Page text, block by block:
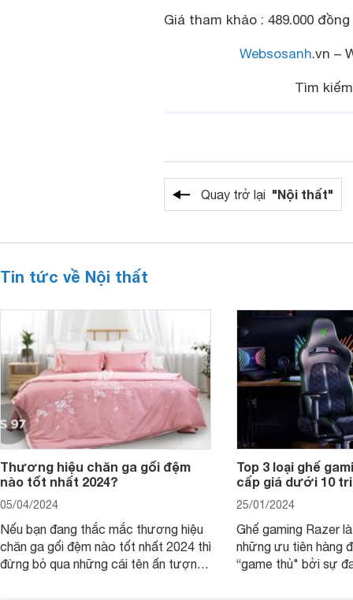
Giá tham khảo : 489.000 đồng
Websosanh.vn –
Tìm
Quay trở lại "Nội thất"
Tin tức về Nội thất
Thương hiệu chăn ga gối đệm
nào tốt nhất 2024?
05/04/2024
Nếu bạn đang thắc mắc thương hiệu
chăn ga gối đệm nào tốt nhất 2024 thì
đừng bỏ qua những cái tên ấn tượng
Top 3 loại ghế
cấp giá dưới 10
25/01/2024
Ghế gaming Razer
những ưu tiên hàng
“game thủ" bởi sự